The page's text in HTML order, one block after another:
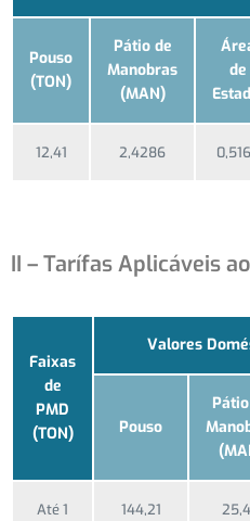
Pouso
(TON)
Pátio de
Manobras
(MAN)
de
12,41 2,4286
II – Tarífas Aplicáveis
Faixas
de
PMD
(TON)
Valores
Pouso
Até 1 144,21